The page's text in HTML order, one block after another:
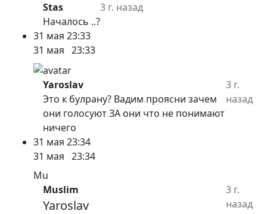
Stas
Началось ..?
3 г. назад
31 мая 23:33
31 мая 23:33
Yaroslav
Это к булрану? Вадим проясни зачем
они голосуют ЗА они что не понимают
ничего
3 г.
назад
31 мая 23:34
31 мая 23:34
Mu
Muslim
Yaroslav
3 г.
назад